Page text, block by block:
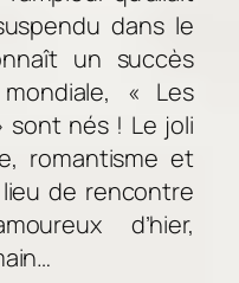
dans le
un succès
« Les
sont nés ! Le joli
romantisme et
de rencontre
d’hier,